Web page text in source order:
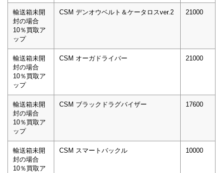
輸送箱未開
封の場合
10％買取ア
ップ
CSM デンオウベルト＆ケータロスver.2 21000
輸送箱未開
封の場合
10％買取ア
ップ
CSM オーガドライバー 21000
輸送箱未開
封の場合
10％買取ア
ップ
CSM ブラックドラグバイザー 17600
輸送箱未開
封の場合
10％買取ア
CSM スマートバックル 10000